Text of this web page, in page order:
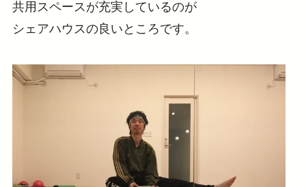
共用スペースが充実しているのが
シェアハウスの良いところです。